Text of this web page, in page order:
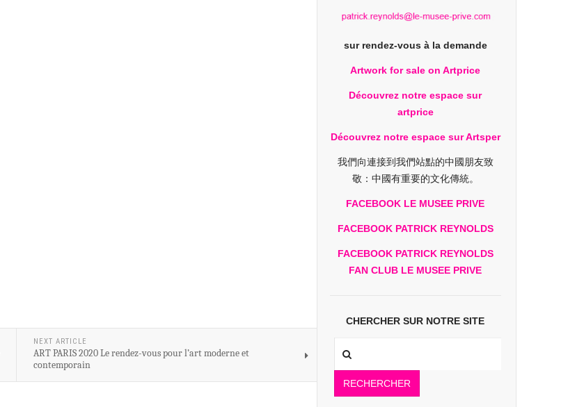
NEXT ARTICLE
ART PARIS 2020 Le rendez-vous pour l’art moderne et
contemporain
sur rendez-vous à la demande
Artwork for sale on Artprice
Découvrez notre espace sur
artprice
Découvrez notre espace sur Artsper
我們向連接到我們站點的中國朋友致
敬：中國有重要的文化傳統。
FACEBOOK LE MUSEE PRIVE
FACEBOOK PATRICK REYNOLDS
FACEBOOK PATRICK REYNOLDS
FAN CLUB LE MUSEE PRIVE
CHERCHER SUR NOTRE SITE
RECHERCHER